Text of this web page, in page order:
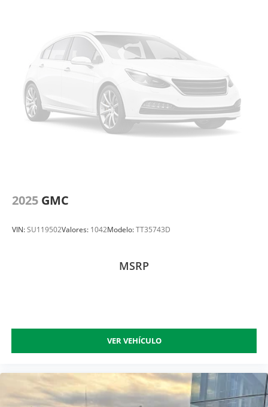
2025 GMC
VIN:SU119502Valores: 1042Modelo:TT35743D
MSRP
VER VEHÍCULO